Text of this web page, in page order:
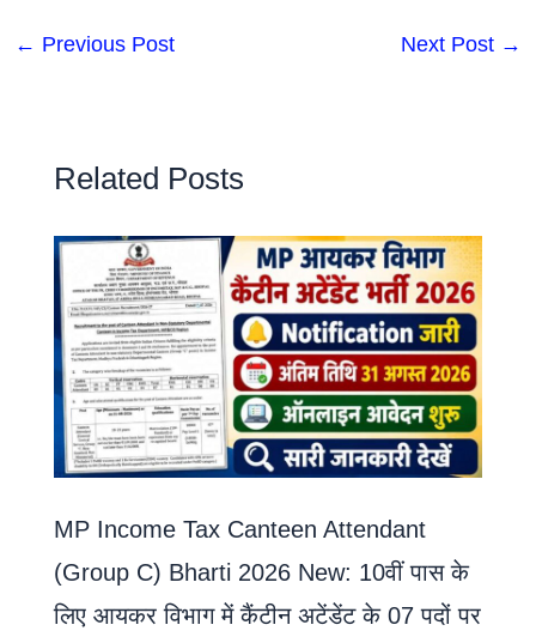
← Previous Post Next Post →
Related Posts
MP Income Tax Canteen Attendant
(Group C) Bharti 2026 New: 10वीं पास के
लिए आयकर विभाग में कैंटीन अटेंडेंट के 07 पदों पर